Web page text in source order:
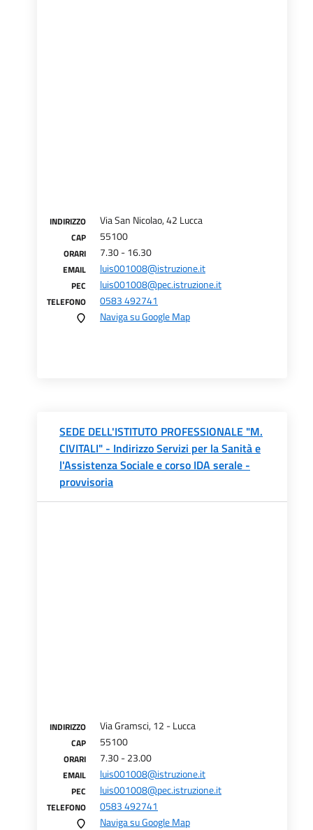
INDIRIZZO Via San Nicolao, 42 Lucca
CAP 55100
ORARI 7.30 - 16.30
EMAIL luis001008@istruzione.it
PEC luis001008@pec.istruzione.it
TELEFONO
0583 492741
Naviga su Google Map
SEDE DELL'ISTITUTO PROFESSIONALE "M.
CIVITALI" - Indirizzo Servizi per la Sanità e
l'Assistenza Sociale e corso IDA serale -
provvisoria
INDIRIZZO Via Gramsci, 12 - Lucca
CAP 55100
ORARI 7.30 - 23.00
EMAIL luis001008@istruzione.it
PEC luis001008@pec.istruzione.it
TELEFONO
0583 492741
Naviga su Google Map